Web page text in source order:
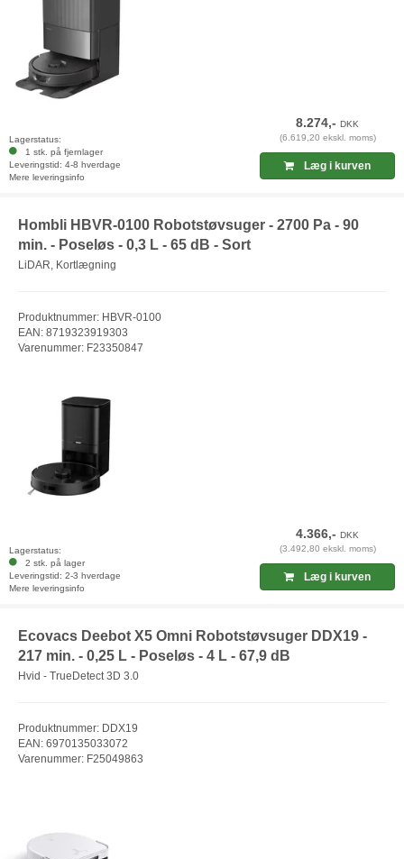
Lagerstatus:
1 stk. på fjernlager
Leveringstid: 4-8 hverdage
Mere leveringsinfo
8.274,-DKK
(6.619,20 ekskl. moms)
Læg i kurven
Hombli HBVR-0100 Robotstøvsuger - 2700 Pa - 90
min. - Poseløs - 0,3 L - 65 dB - Sort
LiDAR, Kortlægning
Produktnummer: HBVR-0100
EAN: 8719323919303
Varenummer: F23350847
Lagerstatus:
2 stk. på lager
Leveringstid: 2-3 hverdage
Mere leveringsinfo
4.366,-DKK
(3.492,80 ekskl. moms)
Læg i kurven
Ecovacs Deebot X5 Omni Robotstøvsuger DDX19 -
217 min. - 0,25 L - Poseløs - 4 L - 67,9 dB
Hvid - TrueDetect 3D 3.0
Produktnummer: DDX19
EAN: 6970135033072
Varenummer: F25049863